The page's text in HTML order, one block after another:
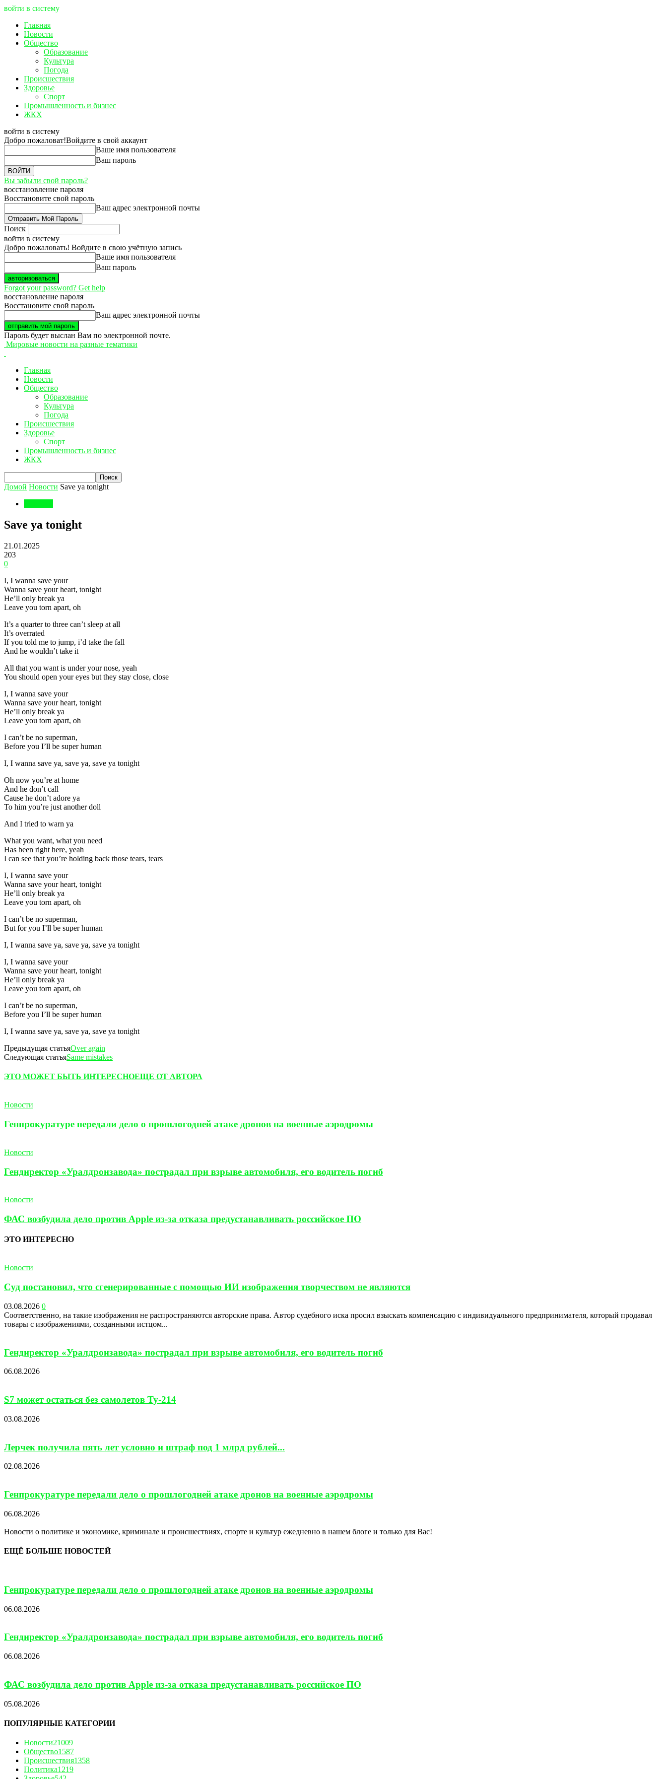
войти в систему
Главная
Новости
Общество
Образование
Культура
Погода
Происшествия
Здоровье
Спорт
Промышленность и бизнес
ЖКХ
войти в систему
Добро пожаловат!Войдите в свой аккаунт
Ваше имя пользователя
Ваш пароль
Вы забыли свой пароль?
восстановление пароля
Восстановите свой пароль
Ваш адрес электронной почты
Поиск
войти в систему
Добро пожаловать! Войдите в свою учётную запись
Ваше имя пользователя
Ваш пароль
Forgot your password? Get help
восстановление пароля
Восстановите свой пароль
Ваш адрес электронной почты
Пароль будет выслан Вам по электронной почте.
Мировые новости на разные тематики
Главная
Новости
Общество
Образование
Культура
Погода
Происшествия
Здоровье
Спорт
Промышленность и бизнес
ЖКХ
Домой Новости Save ya tonight
Save ya tonight
21.01.2025
203
0
I, I wanna save your
Wanna save your heart, tonight
He’ll only break ya
Leave you torn apart, oh
It’s a quarter to three can’t sleep at all
It’s overrated
If you told me to jump, i’d take the fall
And he wouldn’t take it
All that you want is under your nose, yeah
You should open your eyes but they stay close, close
I, I wanna save your
Wanna save your heart, tonight
He’ll only break ya
Leave you torn apart, oh
I can’t be no superman,
Before you I’ll be super human
I, I wanna save ya, save ya, save ya tonight
Oh now you’re at home
And he don’t call
Cause he don’t adore ya
To him you’re just another doll
And I tried to warn ya
What you want, what you need
Has been right here, yeah
I can see that you’re holding back those tears, tears
I, I wanna save your
Wanna save your heart, tonight
He’ll only break ya
Leave you torn apart, oh
I can’t be no superman,
But for you I’ll be super human
I, I wanna save ya, save ya, save ya tonight
I, I wanna save your
Wanna save your heart, tonight
He’ll only break ya
Leave you torn apart, oh
I can’t be no superman,
Before you I’ll be super human
I, I wanna save ya, save ya, save ya tonight
Предыдущая статьяOver again
Следующая статьяSame mistakes
ЭТО МОЖЕТ БЫТЬ ИНТЕРЕСНОЕЩЕ ОТ АВТОРА
Новости
Генпрокуратуре передали дело о прошлогодней атаке дронов на военные аэродромы
Новости
Гендиректор «Уралдронзавода» пострадал при взрыве автомобиля, его водитель погиб
Новости
ФАС возбудила дело против Apple из-за отказа предустанавливать российское ПО
ЭТО ИНТЕРЕСНО
Новости
Суд постановил, что сгенерированные с помощью ИИ изображения творчеством не являются
03.08.2026 0
Соответственно, на такие изображения не распространяются авторские права. Автор судебного иска просил взыскать компенсацию с индивидуального предпринимателя, который продавал
товары с изображениями, созданными истцом...
Гендиректор «Уралдронзавода» пострадал при взрыве автомобиля, его водитель погиб
06.08.2026
S7 может остаться без самолетов Ту-214
03.08.2026
Лерчек получила пять лет условно и штраф под 1 млрд рублей...
02.08.2026
Генпрокуратуре передали дело о прошлогодней атаке дронов на военные аэродромы
06.08.2026
Новости о политике и экономике, криминале и происшествиях, спорте и культур ежедневно в нашем блоге и только для Вас!
ЕЩЁ БОЛЬШЕ НОВОСТЕЙ
Генпрокуратуре передали дело о прошлогодней атаке дронов на военные аэродромы
06.08.2026
Гендиректор «Уралдронзавода» пострадал при взрыве автомобиля, его водитель погиб
06.08.2026
ФАС возбудила дело против Apple из-за отказа предустанавливать российское ПО
05.08.2026
ПОПУЛЯРНЫЕ КАТЕГОРИИ
Новости21009
Общество1587
Происшествия1358
Политика1219